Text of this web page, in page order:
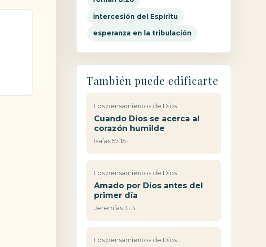
intercesión del Espíritu
esperanza en la tribulación
También puede edificarte
Los pensamientos de Dios
Cuando Dios se acerca al
corazón humilde
Isaías 57:15
Los pensamientos de Dios
Amado por Dios antes del
primer día
Jeremías 31:3
Los pensamientos de Dios